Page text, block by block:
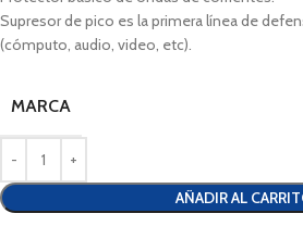
Supresor de pico es la primera línea de
(cómputo, audio, video, etc).
MARCA
AÑADIR AL